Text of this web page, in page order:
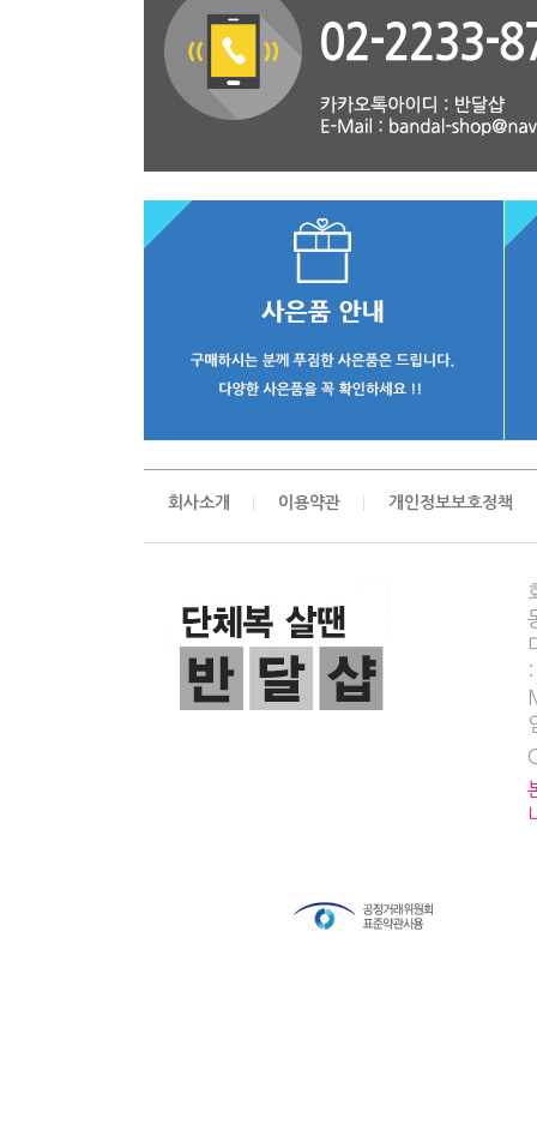
회사소개 이용약관 개인정보보호정책